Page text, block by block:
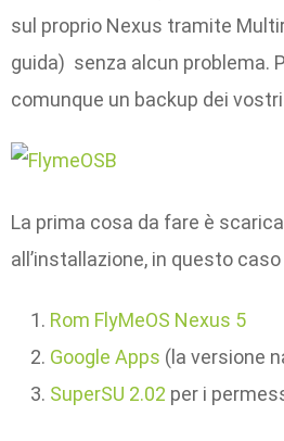
sul proprio Nexus tramite
guida) senza alcun problema.
comunque un backup dei
La prima cosa da fare è
all’installazione, in questo
Rom FlyMeOS Nexus 5
Google Apps (la versione
SuperSU 2.02 per i